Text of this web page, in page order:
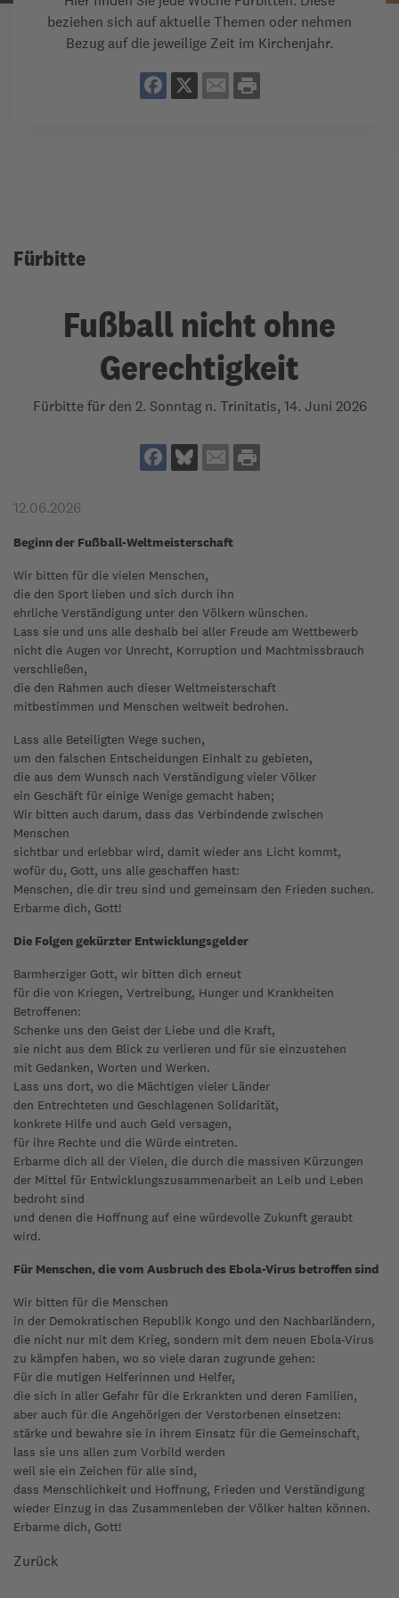
beziehen sich auf aktuelle Themen oder nehmen
Bezug auf die jeweilige Zeit im Kirchenjahr.
Fürbitte
Fußball nicht ohne
Gerechtigkeit
Fürbitte für den 2. Sonntag n. Trinitatis, 14. Juni 2026
12.06.2026
Beginn der Fußball-Weltmeisterschaft
Wir bitten für die vielen Menschen,
die den Sport lieben und sich durch ihn
ehrliche Verständigung unter den Völkern wünschen.
Lass sie und uns alle deshalb bei aller Freude am Wettbewerb
nicht die Augen vor Unrecht, Korruption und Machtmissbrauch
verschließen,
die den Rahmen auch dieser Weltmeisterschaft
mitbestimmen und Menschen weltweit bedrohen.
Lass alle Beteiligten Wege suchen,
um den falschen Entscheidungen Einhalt zu gebieten,
die aus dem Wunsch nach Verständigung vieler Völker
ein Geschäft für einige Wenige gemacht haben;
Wir bitten auch darum, dass das Verbindende zwischen
Menschen
sichtbar und erlebbar wird, damit wieder ans Licht kommt,
wofür du, Gott, uns alle geschaffen hast:
Menschen, die dir treu sind und gemeinsam den Frieden suchen.
Erbarme dich, Gott!
Die Folgen gekürzter Entwicklungsgelder
Barmherziger Gott, wir bitten dich erneut
für die von Kriegen, Vertreibung, Hunger und Krankheiten
Betroffenen:
Schenke uns den Geist der Liebe und die Kraft,
sie nicht aus dem Blick zu verlieren und für sie einzustehen
mit Gedanken, Worten und Werken.
Lass uns dort, wo die Mächtigen vieler Länder
den Entrechteten und Geschlagenen Solidarität,
konkrete Hilfe und auch Geld versagen,
für ihre Rechte und die Würde eintreten.
Erbarme dich all der Vielen, die durch die massiven Kürzungen
der Mittel für Entwicklungszusammenarbeit an Leib und Leben
bedroht sind
und denen die Hoffnung auf eine würdevolle Zukunft geraubt
wird.
Für Menschen, die vom Ausbruch des Ebola-Virus betroffen sind
Wir bitten für die Menschen
in der Demokratischen Republik Kongo und den Nachbarländern,
die nicht nur mit dem Krieg, sondern mit dem neuen Ebola-Virus
zu kämpfen haben, wo so viele daran zugrunde gehen:
Für die mutigen Helferinnen und Helfer,
die sich in aller Gefahr für die Erkrankten und deren Familien,
aber auch für die Angehörigen der Verstorbenen einsetzen:
stärke und bewahre sie in ihrem Einsatz für die Gemeinschaft,
lass sie uns allen zum Vorbild werden
weil sie ein Zeichen für alle sind,
dass Menschlichkeit und Hoffnung, Frieden und Verständigung
wieder Einzug in das Zusammenleben der Völker halten können.
Erbarme dich, Gott!
Zurück